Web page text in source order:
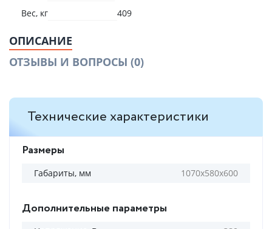
Вес, кг
409
ОПИСАНИЕ
ОТЗЫВЫ И ВОПРОСЫ (0)
Технические характеристики
Размеры
Габариты, мм 1070х580х600
Дополнительные параметры